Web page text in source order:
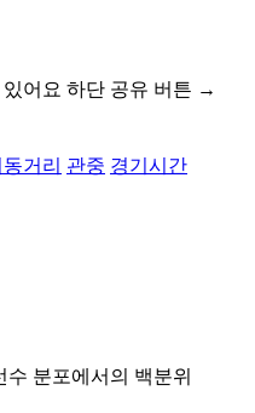
어요 하단 공유 버튼 →
거리 관중 경기시간
분포에서의 백분위